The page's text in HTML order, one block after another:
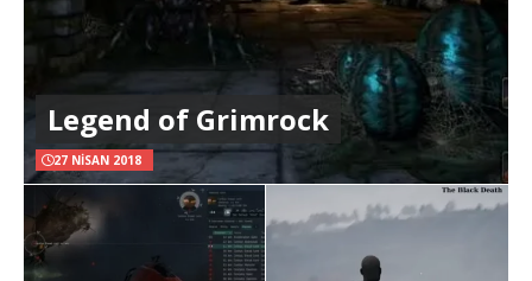
Legend of Grimrock
27 NISAN 2018